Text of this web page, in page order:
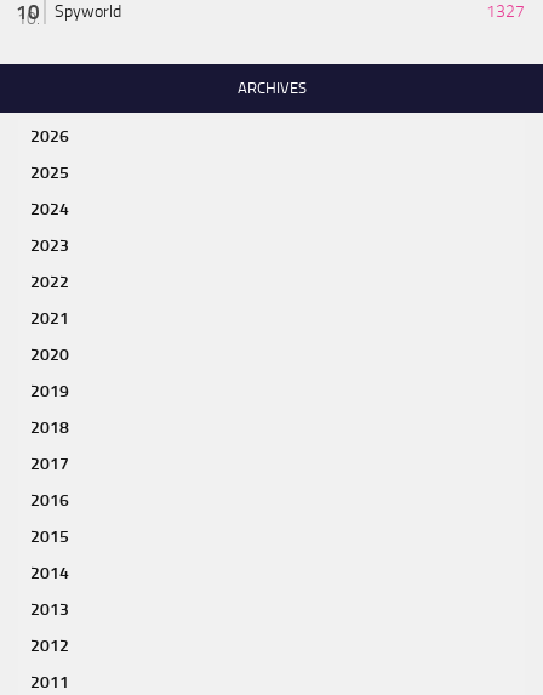
Spyworld
1327
ARCHIVES
2026
2025
2024
2023
2022
2021
2020
2019
2018
2017
2016
2015
2014
2013
2012
2011